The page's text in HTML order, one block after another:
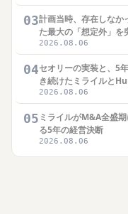
03計画当時、存在しなか
た最大の「想定外」を
2026.08.06
04セオリーの実装と、5
き続けたミライルと
2026.08.06
05 ミライルがM&A全盛
る5年の経営決断
2026.08.06